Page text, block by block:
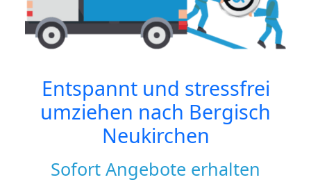
Entspannt und stressfrei
umziehen nach Bergisch
Neukirchen
Sofort Angebote erhalten